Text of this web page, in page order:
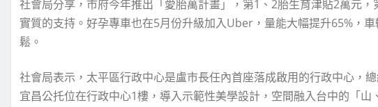
社會局分享，市府今年推出「愛胎萬計畫」，第1、2胎生育津貼2萬元
實質的支持。好孕專車也在5月份升級加入Uber，量能大幅提升65%，
鬆。
社會局表示，太平區行政中心是盧市長任內首座落成啟用的行政中心，
宜昌公托位在行政中心1樓，導入示範性美學設計，空間融入台中的「